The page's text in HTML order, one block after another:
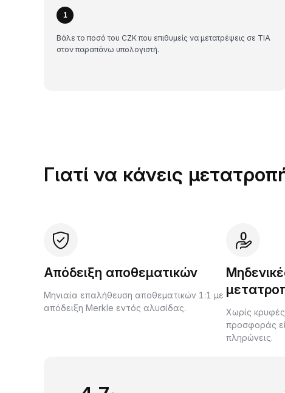
1
Βάλε το ποσό του CZK που επιθυμείς να μετατρέψεις σε TIA
στον παραπάνω υπολογιστή.
Γιατί να κάνεις
Απόδειξη αποθεματικών
Μηνιαία επαλήθευση αποθεματικών 1:1 με
απόδειξη Merkle εντός αλυσίδας.
Χωρίς
προσφοράς
πληρώνεις.